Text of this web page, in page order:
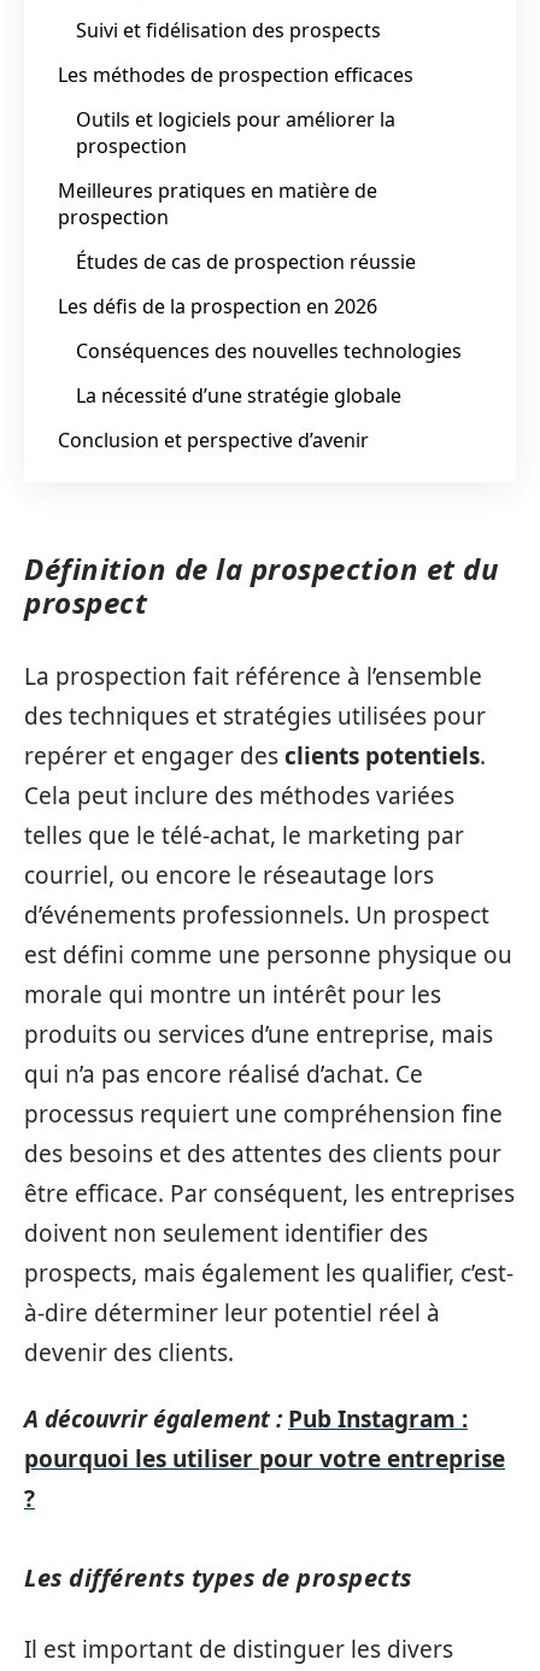
Suivi et fidélisation des prospects
Les méthodes de prospection efficaces
Outils et logiciels pour améliorer la
prospection
Meilleures pratiques en matière de
prospection
Études de cas de prospection réussie
Les défis de la prospection en 2026
Conséquences des nouvelles technologies
La nécessité d’une stratégie globale
Conclusion et perspective d’avenir
Définition de la prospection et du
prospect
La prospection fait référence à l’ensemble
des techniques et stratégies utilisées pour
repérer et engager desclients potentiels.
Cela peut inclure des méthodes variées
telles que le télé-achat, le marketing par
courriel, ou encore le réseautage lors
d’événements professionnels. Un prospect
est défini comme une personne physique ou
morale qui montre un intérêt pour les
produits ou services d’une entreprise, mais
qui n’a pas encore réalisé d’achat. Ce
processus requiert une compréhension fine
des besoins et des attentes des clients pour
être efficace. Par conséquent, les entreprises
doivent non seulement identifier des
prospects, mais également les qualifier, c’est-
à-dire déterminer leur potentiel réel à
devenir des clients.
A découvrir également : Pub Instagram :
pourquoi les utiliser pour votre entreprise
?
Les différents types de prospects
Il est important de distinguer les divers